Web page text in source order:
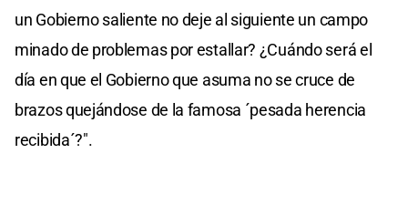
un Gobierno saliente no deje al siguiente un campo
minado de problemas por estallar? ¿Cuándo será el
día en que el Gobierno que asuma no se cruce de
brazos quejándose de la famosa ´pesada herencia
recibida´?".